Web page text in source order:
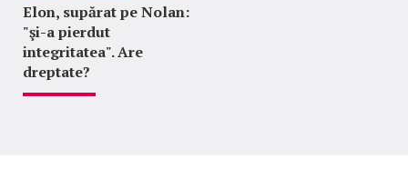
Elon, supărat pe Nolan:
"şi-a pierdut
integritatea". Are
dreptate?